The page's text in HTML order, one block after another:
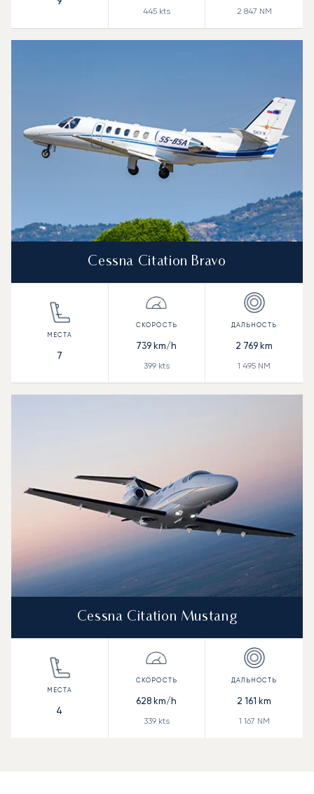
445kts 2 847 NM
Cessna Citation Bravo
7
739 km/h
399kts
2 769 km
1 495 NM
Cessna Citation Mustang
4
628 km/h
339kts
2 161 km
1 167 NM